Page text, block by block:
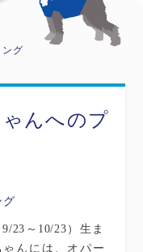
ング
んへのプ
グ
23～10/23）生ま
ゃんには、オパー